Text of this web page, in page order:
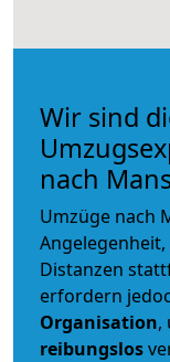
Wir sind
nach
Umzüge nach
Distanzen
erfordern
Organisation,
reibungslos